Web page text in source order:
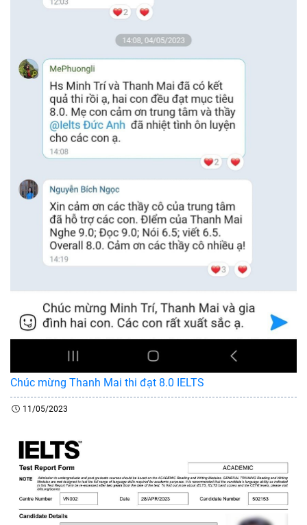
Chúc mừng Thanh Mai thi đạt 8.0 IELTS
11/05/2023